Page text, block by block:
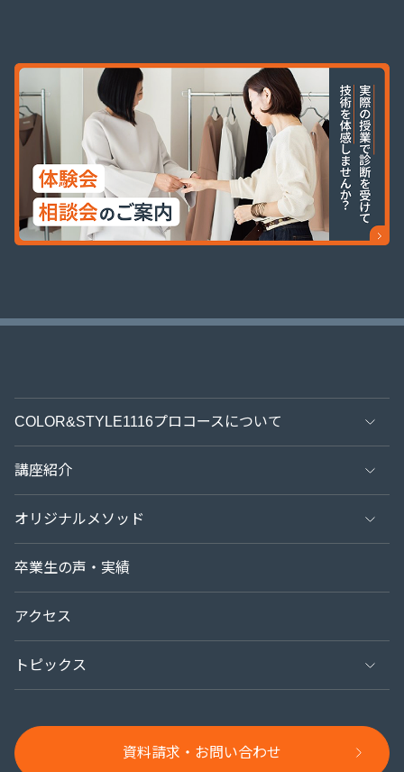
COLOR&STYLE1116プロコースについて
特長
講師紹介
フォローアップシステム
診断士になるまで（プロコースの様子）
実績紹介
講座紹介
骨格診断PLUSコース
（骨格診断・顔診断・ボディバランス診断）
パーソナルカラー診断PLUSコース
（カラー21分類（レッドベース）・配色・骨格12分類と
受講お申込みまでの流れ
オリジナルメソッド
骨格診断12分類
パーソナルカラー21分類
卒業生の声・実績
アクセス
トピックス
講座紹介
資料請求・お問い合わせ